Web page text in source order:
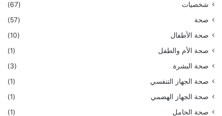
شخصيات
(67)
صحة
(57)
صحة الأطفال
(10)
صحة الأم والطفل
(1)
صحة البشرة
(3)
صحة الجهاز التنفسي
(1)
صحة الجهاز الهضمي
(1)
صحة الحامل
(1)